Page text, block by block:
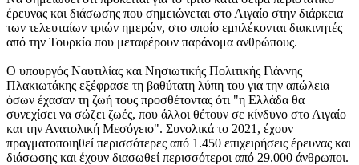
έρευνας και διάσωσης που σημειώνεται στο Αιγαίο στην διάρκεια
των τελευταίων τριών ημερών, στο οποίο εμπλέκονται διακινητές
από την Τουρκία που μεταφέρουν παράνομα ανθρώπους.
Ο υπουργός Ναυτιλίας και Νησιωτικής Πολιτικής Γιάννης
Πλακιωτάκης εξέφρασε τη βαθύτατη λύπη του για την απώλεια
όσων έχασαν τη ζωή τους προσθέτοντας ότι "η Ελλάδα θα
συνεχίσει να σώζει ζωές, που άλλοι θέτουν σε κίνδυνο στο Αιγαίο
και την Ανατολική Μεσόγειο". Συνολικά το 2021, έχουν
πραγματοποιηθεί περισσότερες από 1.450 επιχειρήσεις έρευνας και
διάσωσης και έχουν διασωθεί περισσότεροι από 29.000 άνθρωποι.